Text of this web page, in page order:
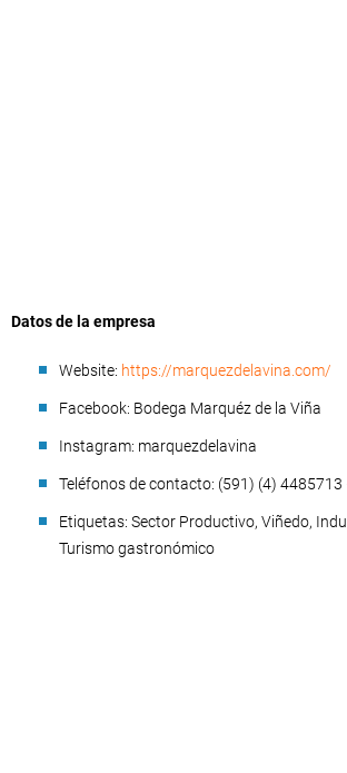
Datos de la empresa
Website: https://marquezdelavina.com/
Facebook: Bodega Marquéz de la Viña
Instagram: marquezdelavina
Teléfonos de contacto: (591) (4)
Etiquetas: Sector Productivo, Viñedo,
Turismo gastronómico